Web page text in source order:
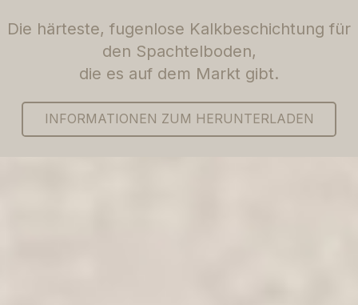
Die härteste, fugenlose Kalkbeschichtung für
den Spachtelboden,
die es auf dem Markt gibt.
INFORMATIONEN ZUM HERUNTERLADEN